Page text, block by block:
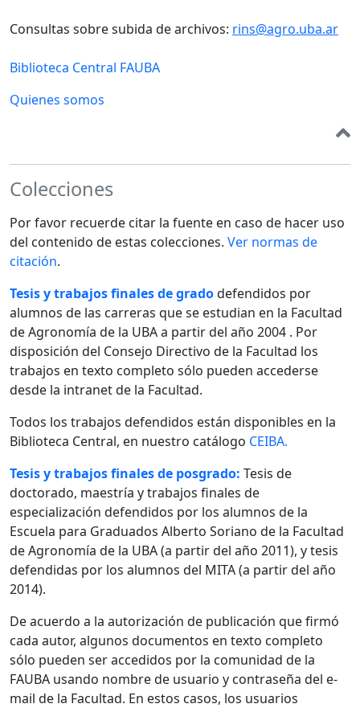
Consultas sobre subida de archivos: rins@agro.uba.ar
Biblioteca Central FAUBA
Quienes somos
Colecciones
Por favor recuerde citar la fuente en caso de hacer uso
del contenido de estas colecciones. Ver normas de
citación.
Tesis y trabajos finales de gradodefendidos por
alumnos de las carreras que se estudian en la Facultad
de Agronomía de la UBA a partir del año 2004 . Por
disposición del Consejo Directivo de la Facultad los
trabajos en texto completo sólo pueden accederse
desde la intranet de la Facultad.
Todos los trabajos defendidos están disponibles en la
Biblioteca Central, en nuestro catálogo CEIBA.
Tesis y trabajos finales de posgrado: Tesis de
doctorado, maestría y trabajos finales de
especialización defendidos por los alumnos de la
Escuela para Graduados Alberto Soriano de la Facultad
de Agronomía de la UBA (a partir del año 2011), y tesis
defendidas por los alumnos del MITA (a partir del año
2014).
De acuerdo a la autorización de publicación que firmó
cada autor, algunos documentos en texto completo
sólo pueden ser accedidos por la comunidad de la
FAUBA usando nombre de usuario y contraseña del e-
mail de la Facultad. En estos casos, los usuarios